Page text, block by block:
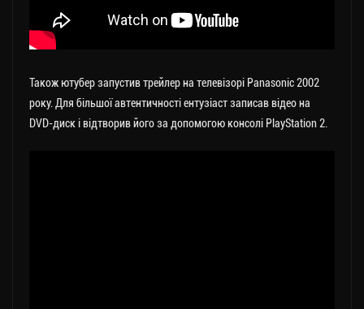
Також ютубер запустив трейлер на телевізорі Panasonic 2002
року. Для більшої автентичності ентузіаст записав відео на
DVD-диск і відтворив його за допомогою консолі PlayStation 2.